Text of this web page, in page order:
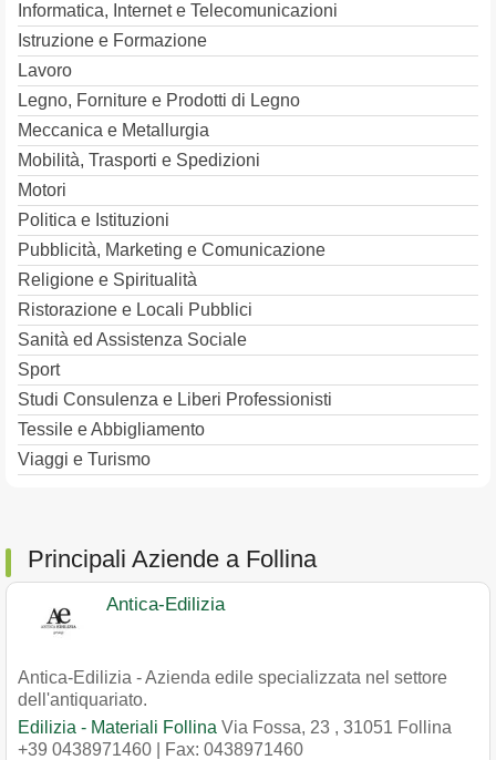
Informatica, Internet e Telecomunicazioni
Istruzione e Formazione
Lavoro
Legno, Forniture e Prodotti di Legno
Meccanica e Metallurgia
Mobilità, Trasporti e Spedizioni
Motori
Politica e Istituzioni
Pubblicità, Marketing e Comunicazione
Religione e Spiritualità
Ristorazione e Locali Pubblici
Sanità ed Assistenza Sociale
Sport
Studi Consulenza e Liberi Professionisti
Tessile e Abbigliamento
Viaggi e Turismo
Principali Aziende a Follina
Antica-Edilizia
Antica-Edilizia - Azienda edile specializzata nel settore
dell'antiquariato.
Edilizia - Materiali Follina Via Fossa, 23 , 31051 Follina
+39 0438971460 | Fax: 0438971460